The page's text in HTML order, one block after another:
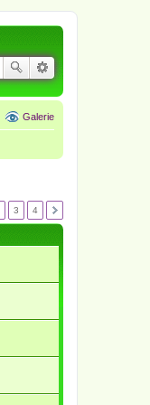
Galerie
3 4